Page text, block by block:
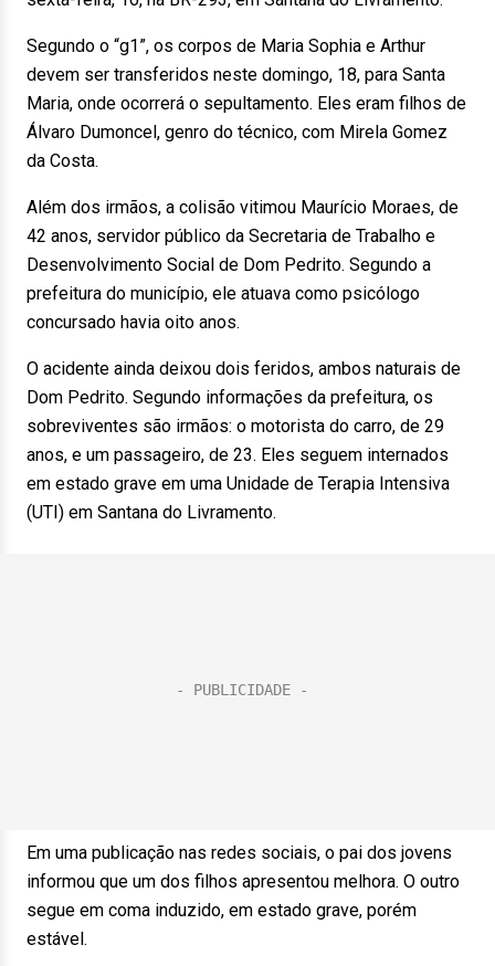
Segundo o “g1”, os corpos de Maria Sophia e Arthur
devem ser transferidos neste domingo, 18, para Santa
Maria, onde ocorrerá o sepultamento. Eles eram filhos de
Álvaro Dumoncel, genro do técnico, com Mirela Gomez
da Costa.
Além dos irmãos, a colisão vitimou Maurício Moraes, de
42 anos, servidor público da Secretaria de Trabalho e
Desenvolvimento Social de Dom Pedrito. Segundo a
prefeitura do município, ele atuava como psicólogo
concursado havia oito anos.
O acidente ainda deixou dois feridos, ambos naturais de
Dom Pedrito. Segundo informações da prefeitura, os
sobreviventes são irmãos: o motorista do carro, de 29
anos, e um passageiro, de 23. Eles seguem internados
em estado grave em uma Unidade de Terapia Intensiva
(UTI) em Santana do Livramento.
Em uma publicação nas redes sociais, o pai dos jovens
informou que um dos filhos apresentou melhora. O outro
segue em coma induzido, em estado grave, porém
estável.